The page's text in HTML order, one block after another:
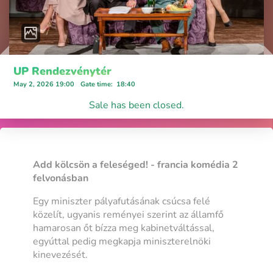
UP Rendezvénytér
May 2, 2026 19:00 Gate time: 18:40
Sale has been closed.
Add kölcsön a feleséged! - francia komédia 2
felvonásban
Egy miniszter pályafutásának csúcsa felé
közelít, ugyanis reményei szerint az államfő
hamarosan őt bízza meg kabinetváltással,
egyúttal pedig megkapja miniszterelnöki
kinevezését.